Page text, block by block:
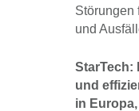
Störungen
und
StarTech:
und
in